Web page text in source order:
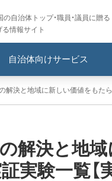
自治体トップ・職員・議員に贈る
る情報サイト
自治体向けサービス
の解決と地域に新しい価値をもた
の解決と地
実験一覧【